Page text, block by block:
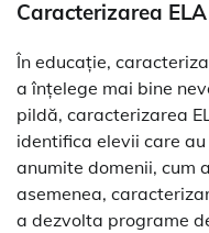
Caracterizarea
În educație,
a înțelege mai bine
pildă, caracterizarea
identifica elevii care
anumite domenii, cum
asemenea,
a dezvolta programe